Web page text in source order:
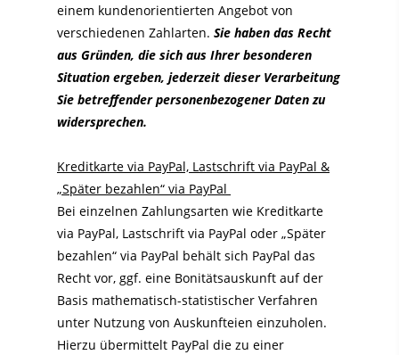
einem kundenorientierten Angebot von
verschiedenen Zahlarten. Sie haben das Recht
aus Gründen, die sich aus Ihrer besonderen
Situation ergeben, jederzeit dieser Verarbeitung
Sie betreffender personenbezogener Daten zu
widersprechen.
Kreditkarte via PayPal, Lastschrift via PayPal &
„Später bezahlen“ via PayPal
Bei einzelnen Zahlungsarten wie Kreditkarte
via PayPal, Lastschrift via PayPal oder „Später
bezahlen“ via PayPal behält sich PayPal das
Recht vor, ggf. eine Bonitätsauskunft auf der
Basis mathematisch-statistischer Verfahren
unter Nutzung von Auskunfteien einzuholen.
Hierzu übermittelt PayPal die zu einer